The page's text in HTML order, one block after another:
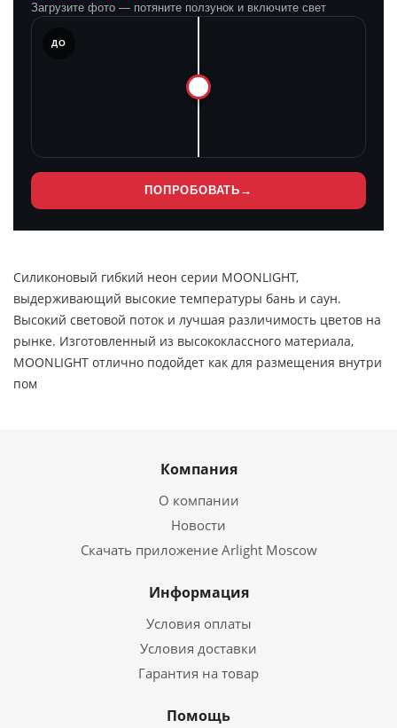
Загрузите фото — потяните ползунок и включите свет
ДО
ПОПРОБОВАТЬ →
Силиконовый гибкий неон серии MOONLIGHT,
выдерживающий высокие температуры бань и саун.
Высокий световой поток и лучшая различимость цветов на
рынке. Изготовленный из высококлассного материала,
MOONLIGHT отлично подойдет как для размещения внутри
пом
Компания
О компании
Новости
Скачать приложение Arlight Moscow
Информация
Условия оплаты
Условия доставки
Гарантия на товар
Помощь